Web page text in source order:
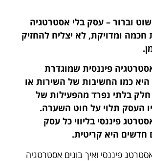
וברור – עסק בלי אסטרטגיה
חכמה ומדויקת, לא יצליח להחזיק
פיננסית שמוגדרת
היא כמו החשיבות של השירות או
בלתי נפרד מהפעילות של
העסק תלוי על חוט השערה.
פיננסי בליווי כל עסק
חדשים היא קריטית.
פיננסי ואיך בונים אסטרטגיה